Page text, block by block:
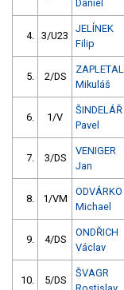
Daniel
4. 3/U23
JELÍNEK
Filip
5. 2/DS
ZAPLETAL
Mikuláš
6. 1/V
ŠINDELÁŘ
Pavel
7. 3/DS
VENIGER
Jan
8. 1/VM
ODVÁRKO
Michael
9. 4/DS
ONDŘICH
Václav
10. 5/DS
ŠVAGR